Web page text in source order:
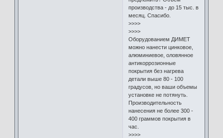
производства - до 15 тыс. в
месяц. Спасибо.
>>>>
>>>>
Оборудованием ДИМЕТ
можно нанести цинковое,
алюминиевое, оловянное
антикоррозионные
покрытия без нагрева
детали выше 80 - 100
градусов, но ваши объемы
установке не потянуть.
Производительность
нанесения не более 300 -
400 граммов покрытия в
час.
>>>>